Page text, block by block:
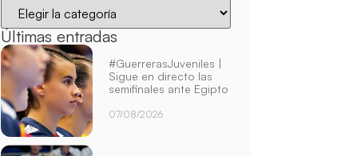
Últimas entradas
#GuerrerasJuveniles |
Sigue en directo las
semifinales ante Egipto
07/08/2026